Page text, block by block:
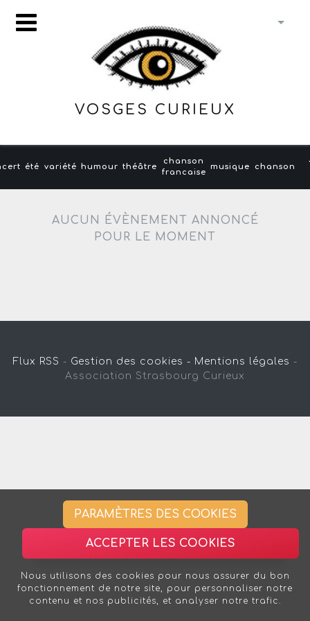
VOSGES CURIEUX
été variété humour théâtre
chanson
francaise
musique chanson
AUCUN ÉVÈNEMENT ANNONCÉ
POUR LE MOMENT
Flux RSS - Gestion des cookies - Mentions légales -
Association Strasbourg Curieux
PARAMÈTRES DES COOKIES
ACCEPTER LES COOKIES
Nous utilisons des cookies pour nous assurer du bon
fonctionnement de notre site, pour personnaliser notre
contenu et nos publicités, et analyser notre trafic.